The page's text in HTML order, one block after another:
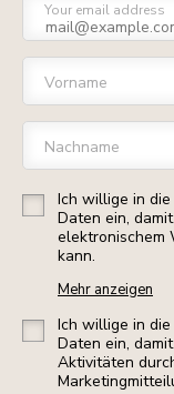
Your email address
Vorname
Nachname
Ich willige in
Daten ein,
elektronischem
kann.
Mehr anzeigen
Ich willige in
Daten ein,
Aktivitäten